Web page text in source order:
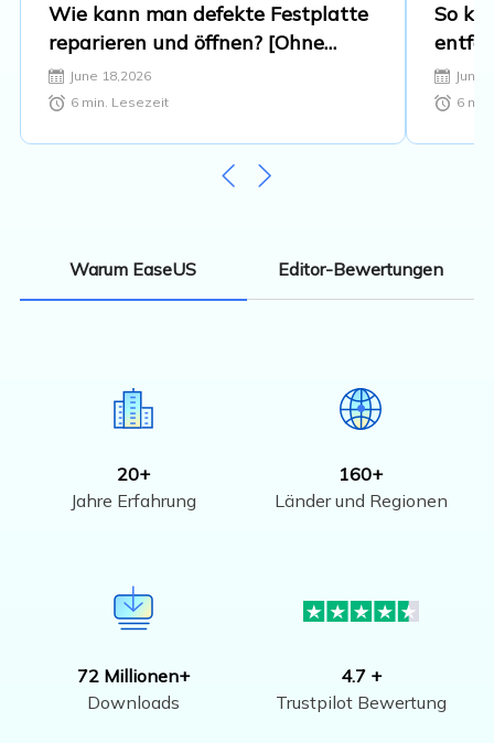
Wie kann man defekte Festplatte
reparieren und öffnen? [Ohne
Formatierung]
June 18,2026
6min. Lesezeit
So
June
6
Warum EaseUS Editor-Bewertungen
20+
Jahre Erfahrung
160+
Länder und Regionen
72 Millionen+
Downloads
4.7 +
Trustpilot Bewertung